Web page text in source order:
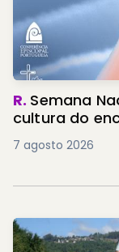
R. Semana
cultura do
7 agosto 2026